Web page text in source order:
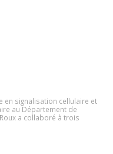
en signalisation cellulaire et
au Département de
a collaboré à trois